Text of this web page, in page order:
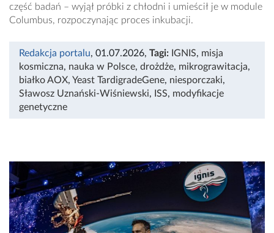
część badań – wyjął próbki z chłodni i umieścił je w module
Columbus, rozpoczynając proces inkubacji.
Redakcja portalu, 01.07.2026, Tagi: IGNIS, misja
kosmiczna, nauka w Polsce, drożdże, mikrograwitacja,
białko AOX, Yeast TardigradeGene, niesporczaki,
Sławosz Uznański-Wiśniewski, ISS, modyfikacje
genetyczne